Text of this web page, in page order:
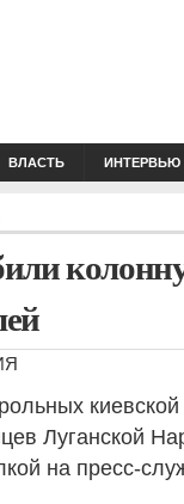
ВЛАСТЬ ИНТЕРВЬЮ
Луганской
на пресс-